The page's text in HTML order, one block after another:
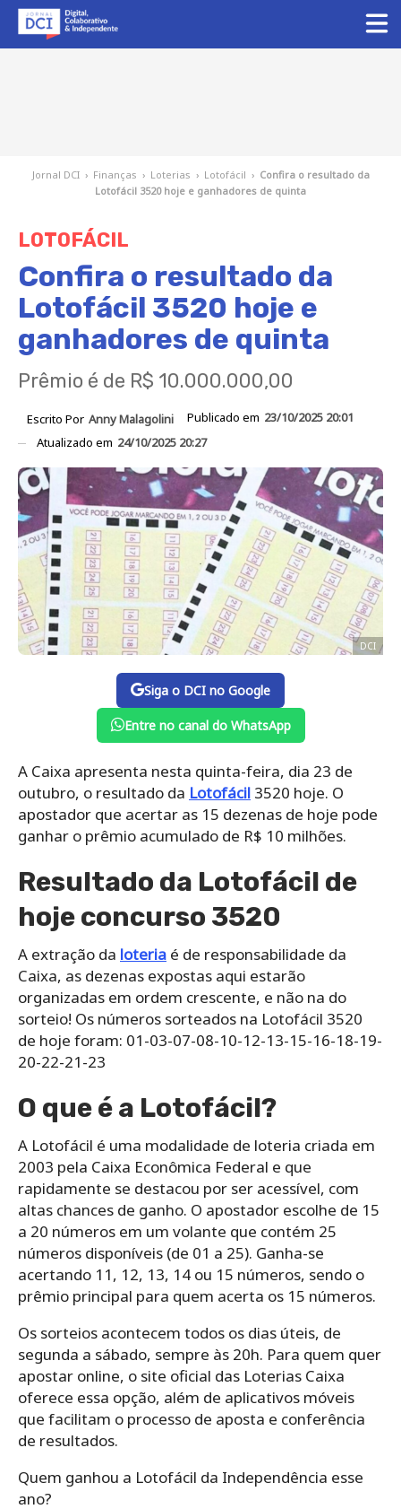
Jornal DCI › Finanças › Loterias › Lotofácil › Confira o resultado da
Lotofácil 3520 hoje e ganhadores de quinta
LOTOFÁCIL
Confira o resultado da
Lotofácil 3520 hoje e
ganhadores de quinta
Prêmio é de R$ 10.000.000,00
Escrito Por Anny Malagolini Publicado em 23/10/2025 20:01
Atualizado em 24/10/2025 20:27
DCI
Siga o DCI no Google
Entre no canal do WhatsApp
A Caixa apresenta nesta quinta-feira, dia 23 de
outubro, o resultado da Lotofácil 3520 hoje. O
apostador que acertar as 15 dezenas de hoje pode
ganhar o prêmio acumulado de R$ 10 milhões.
Resultado da Lotofácil de
hoje concurso 3520
A extração da loteria é de responsabilidade da
Caixa, as dezenas expostas aqui estarão
organizadas em ordem crescente, e não na do
sorteio! Os números sorteados na Lotofácil 3520
de hoje foram: 01-03-07-08-10-12-13-15-16-18-19-
20-22-21-23
O que é a Lotofácil?
A Lotofácil é uma modalidade de loteria criada em
2003 pela Caixa Econômica Federal e que
rapidamente se destacou por ser acessível, com
altas chances de ganho. O apostador escolhe de 15
a 20 números em um volante que contém 25
números disponíveis (de 01 a 25). Ganha-se
acertando 11, 12, 13, 14 ou 15 números, sendo o
prêmio principal para quem acerta os 15 números.
Os sorteios acontecem todos os dias úteis, de
segunda a sábado, sempre às 20h. Para quem quer
apostar online, o site oficial das Loterias Caixa
oferece essa opção, além de aplicativos móveis
que facilitam o processo de aposta e conferência
de resultados.
Quem ganhou a Lotofácil da Independência esse
ano?